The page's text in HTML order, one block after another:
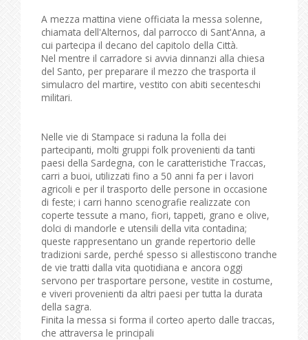
A mezza mattina viene officiata la messa solenne,
chiamata dell'Alternos, dal parrocco di Sant'Anna, a
cui partecipa il decano del capitolo della Città.
Nel mentre il carradore si avvia dinnanzi alla chiesa
del Santo, per preparare il mezzo che trasporta il
simulacro del martire, vestito con abiti secenteschi
militari.
Nelle vie di Stampace si raduna la folla dei
partecipanti, molti gruppi folk provenienti da tanti
paesi della Sardegna, con le caratteristiche Traccas,
carri a buoi, utilizzati fino a 50 anni fa per i lavori
agricoli e per il trasporto delle persone in occasione
di feste; i carri hanno scenografie realizzate con
coperte tessute a mano, fiori, tappeti, grano e olive,
dolci di mandorle e utensili della vita contadina;
queste rappresentano un grande repertorio delle
tradizioni sarde, perché spesso si allestiscono tranche
de vie tratti dalla vita quotidiana e ancora oggi
servono per trasportare persone, vestite in costume,
e viveri provenienti da altri paesi per tutta la durata
della sagra.
Finita la messa si forma il corteo aperto dalle traccas,
che attraversa le principali